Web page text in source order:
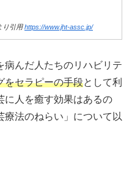
り引用https://www.jht-assc.jp/
病んだ人たちのリハビリテ
をセラピーの手段として利
に人を癒す効果はあるの
療法のねらい」について以